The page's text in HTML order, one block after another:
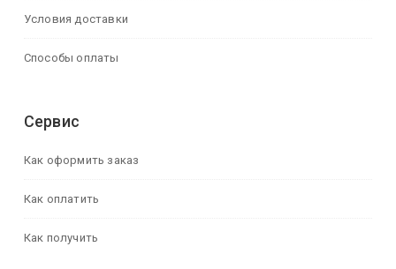
Условия доставки
Способы оплаты
Сервис
Как оформить заказ
Как оплатить
Как получить